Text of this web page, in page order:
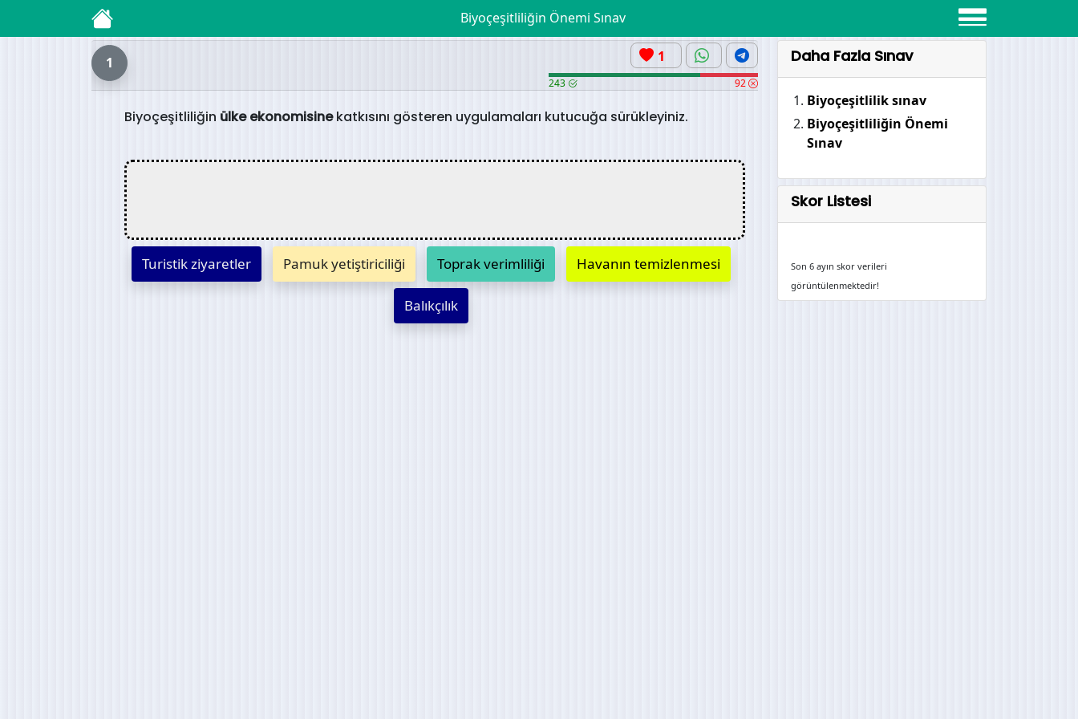
Biyoçeşitliliğin Önemi Sınav
1 1
243 92
Biyoçeşitliliğin ülke ekonomisinekatkısını gösteren uygulamaları kutucuğa sürükleyiniz.
Turistik ziyaretler Pamuk yetiştiriciliği Toprak verimliliği Havanın temizlenmesi
Balıkçılık
Daha Fazla Sınav
Biyoçeşitlilik sınav
Biyoçeşitliliğin Önemi
Sınav
Skor Listesi
Son 6 ayın skor verileri
görüntülenmektedir!